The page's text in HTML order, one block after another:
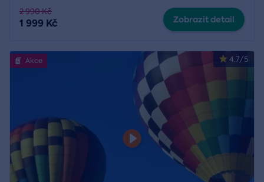
2 990 Kč
1 999 Kč Zobrazit detail
4.7/5
Akce